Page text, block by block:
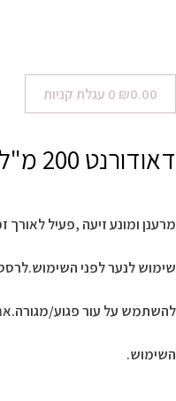
₪0.00
0 עגלת קניות
דאודורנט 200 מ"ל Y NOT
מרענן ומונע זיעה ,פעיל לאורך
להשתמש על עור פגוע/
השימוש.